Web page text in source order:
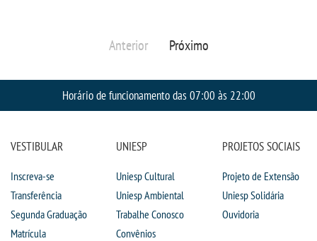
Anterior Próximo
Horário de funcionamento das 07:00 às 22:00
VESTIBULAR
Inscreva-se
Transferência
Segunda Graduação
Matrícula
UNIESP
Uniesp Cultural
Uniesp Ambiental
Trabalhe Conosco
Convênios
PROJETOS SOCIAIS
Projeto de Extensão
Uniesp Solidária
Ouvidoria